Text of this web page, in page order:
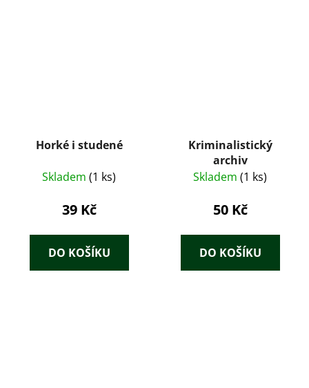
Horké i studené
Skladem (1 ks)
39 Kč
DO KOŠÍKU
Kriminalistický
archiv
Skladem (1 ks)
50 Kč
DO KOŠÍKU